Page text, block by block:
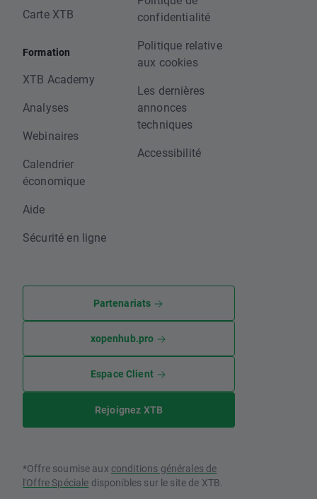
Carte XTB
Formation
XTB Academy
Analyses
Webinaires
Calendrier
économique
Aide
Sécurité en ligne
confidentialité
Politique relative
aux cookies
Les dernières
annonces
techniques
Accessibilité
Partenariats
xopenhub.pro
Espace Client
Rejoignez XTB
*Offre soumise aux conditions générales de
l'Offre Spéciale disponibles sur le site de XTB.